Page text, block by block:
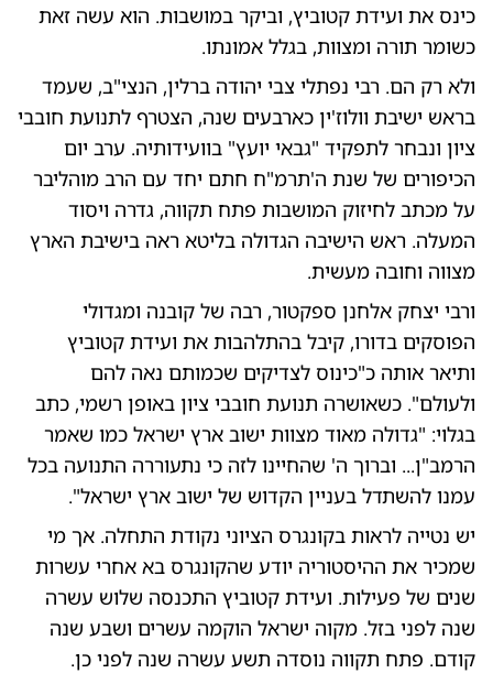
כינס את ועידת קטוביץ, וביקר במושבות. הוא עשה זאת
כשומר תורה ומצוות, בגלל אמונתו.
ולא רק הם. רבי נפתלי צבי יהודה ברלין, הנצי"ב, שעמד
בראש ישיבת וולוז'ין כארבעים שנה, הצטרף לתנועת חובבי
ציון ונבחר לתפקיד "גבאי יועץ" בוועידותיה. ערב יום
הכיפורים של שנת ה'תרמ"ח חתם יחד עם הרב מוהליבר
על מכתב לחיזוק המושבות פתח תקווה, גדרה ויסוד
המעלה. ראש הישיבה הגדולה בליטא ראה בישיבת הארץ
מצווה וחובה מעשית.
ורבי יצחק אלחנן ספקטור, רבה של קובנה ומגדולי
הפוסקים בדורו, קיבל בהתלהבות את ועידת קטוביץ
ותיאר אותה כ"כינוס לצדיקים שכמותם נאה להם
ולעולם". כשאושרה תנועת חובבי ציון באופן רשמי, כתב
בגלוי: "גדולה מאוד מצוות ישוב ארץ ישראל כמו שאמר
הרמב"ן... וברוך ה' שהחיינו לזה כי נתעוררה התנועה בכל
עמנו להשתדל בעניין הקדוש של ישוב ארץ ישראל".
יש נטייה לראות בקונגרס הציוני נקודת התחלה. אך מי
שמכיר את ההיסטוריה יודע שהקונגרס בא אחרי עשרות
שנים של פעילות. ועידת קטוביץ התכנסה שלוש עשרה
שנה לפני בזל. מקוה ישראל הוקמה עשרים ושבע שנה
קודם. פתח תקווה נוסדה תשע עשרה שנה לפני כן.